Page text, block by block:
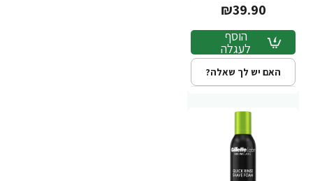
₪39.90
הוסף
לעגלה
האם יש לך שאלה?